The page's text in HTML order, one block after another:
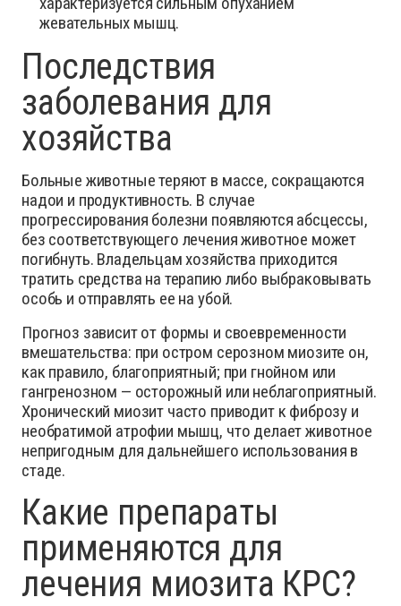
жевательных мышц.
Последствия
заболевания для
хозяйства
Больные животные теряют в массе, сокращаются
надои и продуктивность. В случае
прогрессирования болезни появляются абсцессы,
без соответствующего лечения животное может
погибнуть. Владельцам хозяйства приходится
тратить средства на терапию либо выбраковывать
особь и отправлять ее на убой.
Прогноз зависит от формы и своевременности
вмешательства: при остром серозном миозите он,
как правило, благоприятный; при гнойном или
гангренозном — осторожный или неблагоприятный.
Хронический миозит часто приводит к фиброзу и
необратимой атрофии мышц, что делает животное
непригодным для дальнейшего использования в
стаде.
Какие препараты
применяются для
лечения миозита КРС?